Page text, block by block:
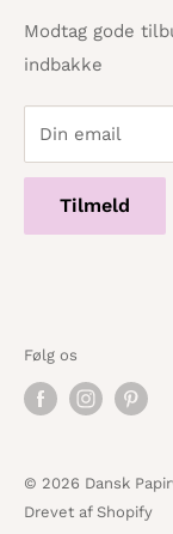
Tlf.: 86 82 09 25
Telefontid
Cookie- og
Servicevilkår
Modtag gode
indbakke
Din email
Tilmeld
Følg os
© 2026 Dansk
Drevet af Shopify